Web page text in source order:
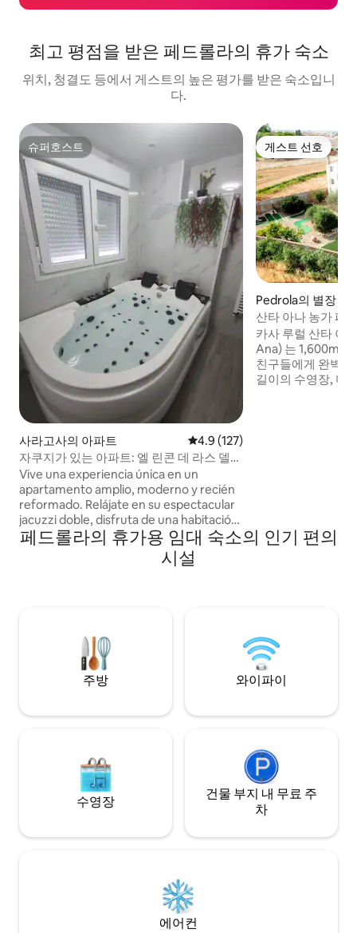
최고 평점을 받은 페드롤라의 휴가 숙소
위치, 청결도 등에서 게스트의 높은 평가를 받은 숙소입니
다.
슈퍼호스트
슈퍼호스트
사라고사의 아파트 평점 4.9점(5점 만점), 후기 127
4.9 (127)
자쿠지가 있는 아파트: 엘 린콘 데 라스 델리
시아스
Vive una experiencia única en un
apartamento amplio, moderno y recién
reformado. Relájate en su espectacular
jacuzzi doble, disfruta de una habitación
espaciosa, un salón acogedor y una
cocina equipada para sentirte como en
encontrarás un Mercadona. ¡Reserva ya
y regálate una estancia inolvidable!
게스트 선호
게스트 선호
Pedrola의 별장
산타 아나 농가 페
카사 루럴 산타 아
Ana) 는 1,600m ²
친구들에게 완벽
길이의 수영장, 미
페드롤라의 휴가용 임대 숙소의 인기 편의
시설
주방 와이파이
수영장
건물 부지 내 무료 주
차
에어컨